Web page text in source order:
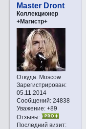
Master Dront
Коллекционер
+Магистр+
Откуда:Moscow
Зарегистрирован:
05.11.2014
Сообщений:24838
Уважение: +89
Отзывы:
Последний визит: